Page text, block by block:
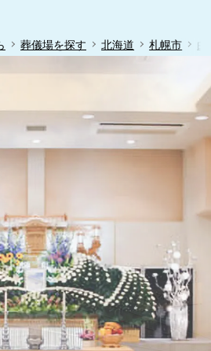
葬儀場を探す 北海道 札幌市